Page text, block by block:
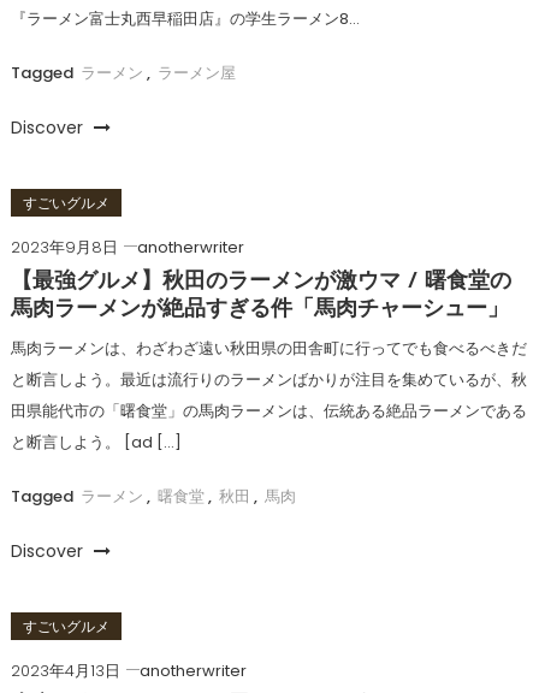
『ラーメン富士丸西早稲田店』の学生ラーメン8…
Tagged ラーメン , ラーメン屋
Discover
すごいグルメ
2023年9月8日
anotherwriter
【最強グルメ】秋田のラーメンが激ウマ / 曙食堂の
馬肉ラーメンが絶品すぎる件「馬肉チャーシュー」
馬肉ラーメンは、わざわざ遠い秋田県の田舎町に行ってでも食べるべきだ
と断言しよう。最近は流行りのラーメンばかりが注目を集めているが、秋
田県能代市の「曙食堂」の馬肉ラーメンは、伝統ある絶品ラーメンである
と断言しよう。 [ad […]
Tagged ラーメン , 曙食堂, 秋田 , 馬肉
Discover
すごいグルメ
2023年4月13日
anotherwriter